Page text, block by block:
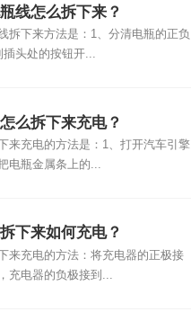
线怎么拆下来？
拆下来方法是：1、分清电瓶的正负
插头处的按钮开...
么拆下来充电？
来充电的方法是：1、打开汽车引擎
电瓶金属条上的...
下来如何充电？
来充电的方法：将充电器的正极接
充电器的负极接到...